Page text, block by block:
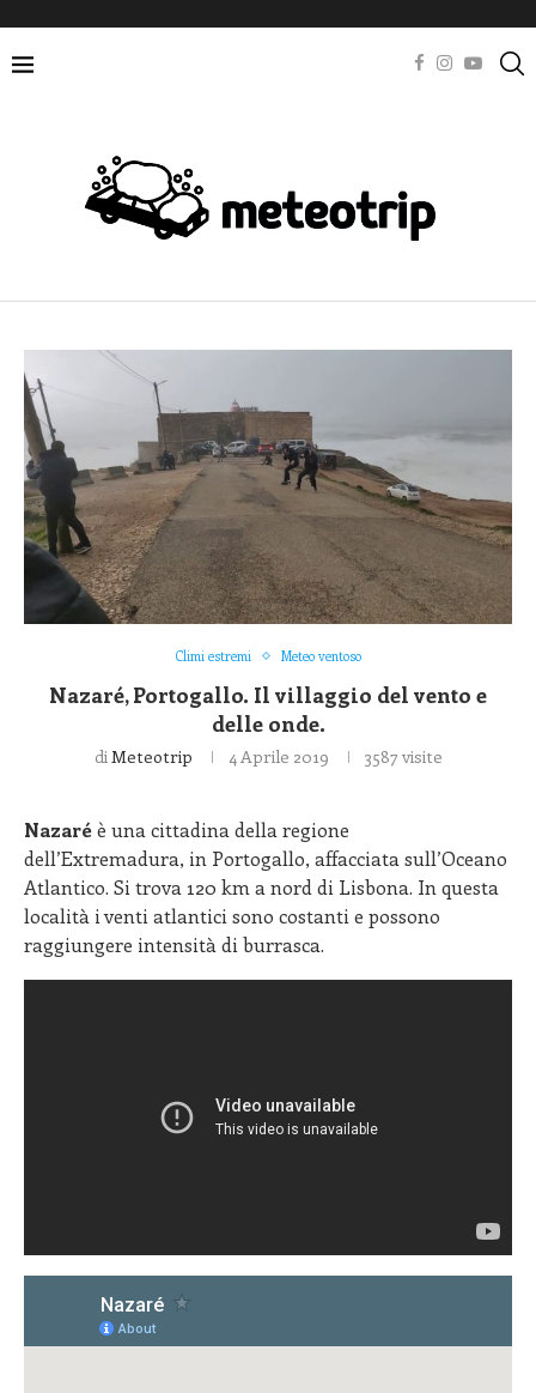
Climi estremi Meteo ventoso
Nazaré, Portogallo. Il villaggio del vento e
delle onde.
diMeteotrip 4 Aprile 2019 3587 visite
Nazaréè una cittadina della regione
dell’Extremadura, in Portogallo, affacciata sull’Oceano
Atlantico. Si trova 120 km a nord di Lisbona. In questa
località i venti atlantici sono costanti e possono
raggiungere intensità di burrasca.